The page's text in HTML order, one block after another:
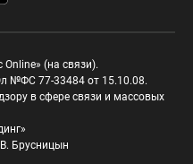
Online» (на связи).
№ФС 77-33484 от 15.10.08.
в сфере связи и массовых
Брусницын